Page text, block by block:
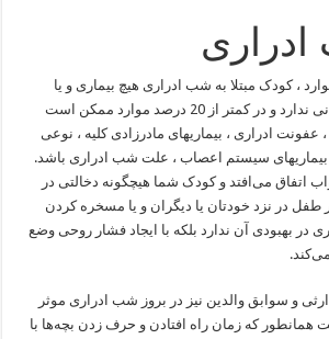
از موارد ، کودک مبتلا به شب ادراری هیچ بیماری و یا
عیب و نقص عضوی و بدنی ندارد و در کمتر از 20 درصد موارد ممکن است
، عفونت ادراری ، بیماریهای مادرزادی کلیه ، نوعی
سیستم اعصاب ، علت شب ادراری باشد.
اتفاق می‌افتد و کودک شما هیچگونه دخالتی در
طفل در نزد خودتان یا دیگران و یا مسخره کردن
در بهبودی آن ندارد بلکه با ایجاد فشار روحی وضع
و سوابق والدین نیز در بروز شب ادراری موثر
همانطور که زمان راه افتادن و حرف زدن بچه‌ها با